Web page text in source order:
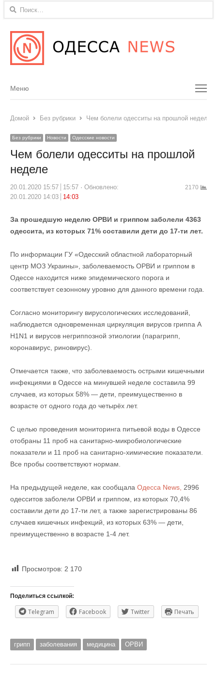
Найти:
Menu
Меню
Домой Без рубрики Чем болели одесситы на прошлой неделе
Без рубрики Новости Одесские новости
Чем болели одесситы на прошлой
неделе
20.01.2020 15:57 15:57
Обновлено:
20.01.2020 14:03
14:03
2170
За прошедшую неделю ОРВИ и гриппом заболели 4363
одессита, из которых 71% составили дети до 17-ти лет.
По информации ГУ «Одесский областной лабораторный
центр МОЗ Украины», заболеваемость ОРВИ и гриппом в
Одессе находится ниже эпидемического порога и
соответствует сезонному уровню для данного времени года.
Согласно мониторингу вирусологических исследований,
наблюдается одновременная циркуляция вирусов гриппа А
H1N1 и вирусов негриппозной этиологии (парагрипп,
коронавирус, риновирус).
Отмечается также, что заболеваемость острыми кишечными
инфекциями в Одессе на минувшей неделе составила 99
случаев, из которых 58% — дети, преимущественно в
возрасте от одного года до четырёх лет.
С целью проведения мониторинга питьевой воды в Одессе
отобраны 11 проб на санитарно-микробиологические
показатели и 11 проб на санитарно-химические показатели.
Все пробы соответствуют нормам.
На предыдущей неделе, как сообщала Одесса News, 2996
одесситов заболели ОРВИ и гриппом, из которых 70,4%
составили дети до 17-ти лет, а также зарегистрированы 86
случаев кишечных инфекций, из которых 63% — дети,
преимущественно в возрасте 1-4 лет.
Просмотров: 2 170
Поделиться ссылкой:
Telegram Facebook Twitter Печать
грипп заболевания медицина ОРВИ